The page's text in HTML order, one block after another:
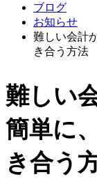
ブログ
お知らせ
難しい会計
き合う方法
難しい
簡単に
き合う